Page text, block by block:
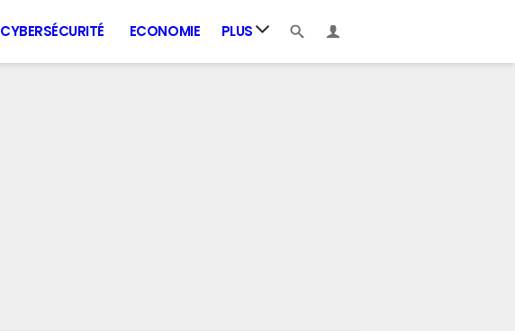
CYBERSÉCURITÉ ECONOMIE PLUS